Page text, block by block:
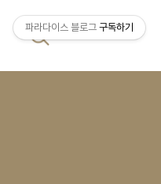
검
파라다이스 블로그 구독하기